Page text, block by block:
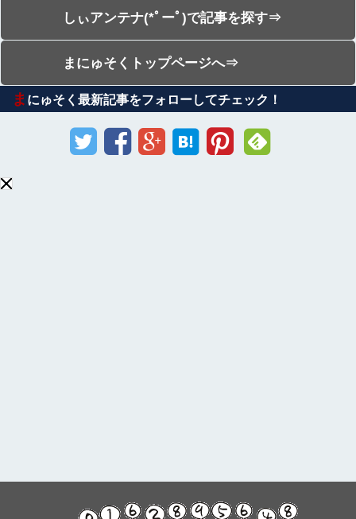
しぃアンテナ(*ﾟーﾟ)で記事を探す⇒
まにゅそくトップページへ⇒
ま にゅそく最新記事をフォローしてチェック！